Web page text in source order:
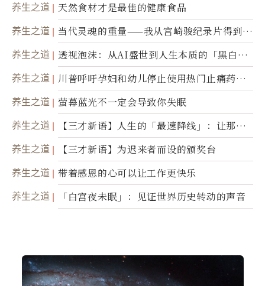
养生之道 天然食材才是最佳的健康食品
养生之道
当代灵魂的重量——我从宫崎骏纪录片得到的
省思
养生之道
透视泡沫：从AI盛世到人生本质的「黑白一
瞬」
养生之道
川普呼吁孕妇和幼儿停止使用热门止痛药泰
诺
养生之道 萤幕蓝光不一定会导致你失眠
养生之道
【三才新语】人生的「最速降线」：让那道
光，带你滑向自己
养生之道 【三才新语】为迟来者而设的颁奖台
养生之道 带着感恩的心可以让工作更快乐
养生之道 「白宫夜未眠」：见证世界历史转动的声音